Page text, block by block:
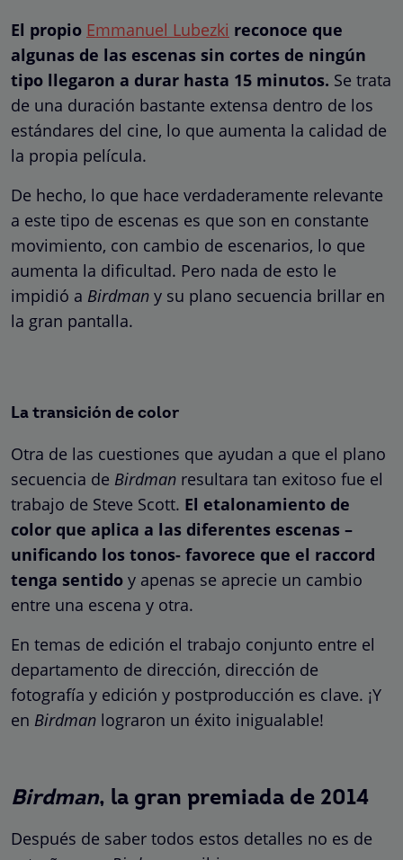
El propio Emmanuel Lubezki reconoce que
algunas de las escenas sin cortes de ningún
tipo llegaron a durar hasta 15 minutos. Se trata
de una duración bastante extensa dentro de los
estándares del cine, lo que aumenta la calidad de
la propia película.
De hecho, lo que hace verdaderamente relevante
a este tipo de escenas es que son en constante
movimiento, con cambio de escenarios, lo que
aumenta la dificultad. Pero nada de esto le
impidió a Birdman y su plano secuencia brillar en
la gran pantalla.
La transición de color
Otra de las cuestiones que ayudan a que el plano
secuencia de Birdman resultara tan exitoso fue el
trabajo de Steve Scott. El etalonamiento de
color que aplica a las diferentes escenas –
unificando los tonos- favorece que el raccord
tenga sentido y apenas se aprecie un cambio
entre una escena y otra.
En temas de edición el trabajo conjunto entre el
departamento de dirección, dirección de
fotografía y edición y postproducción es clave. ¡Y
en Birdman lograron un éxito inigualable!
Birdman, la gran premiada de 2014
Después de saber todos estos detalles no es de